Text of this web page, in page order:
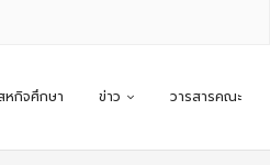
หกิจศึกษา ข่าว วารสารคณะ